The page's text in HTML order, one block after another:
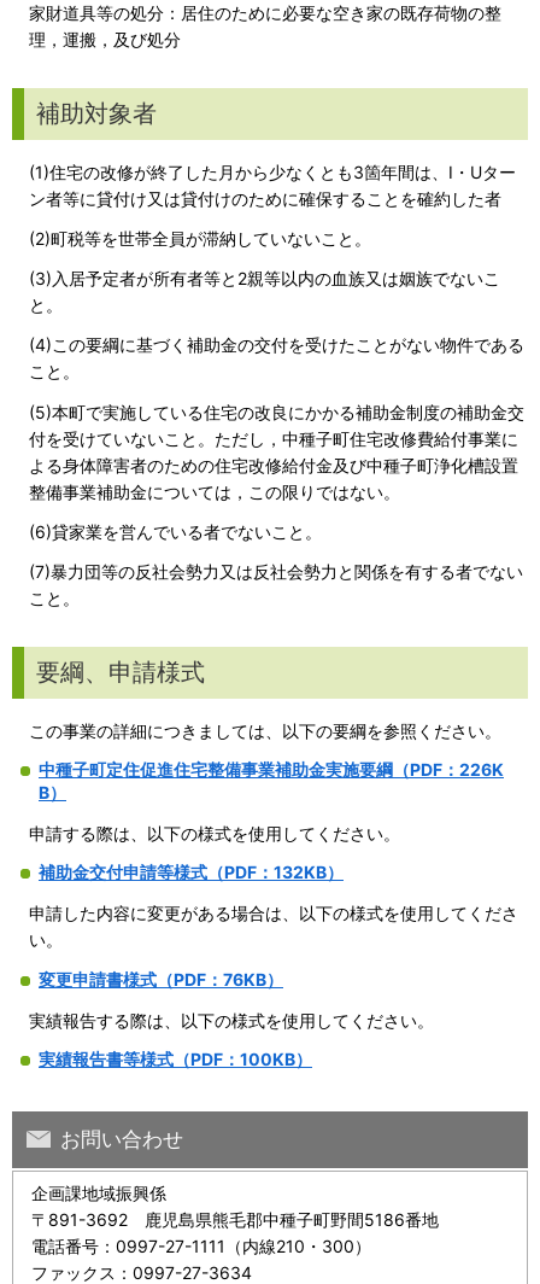
家財道具等の処分：居住のために必要な空き家の既存荷物の整
理，運搬，及び処分
補助対象者
(1)住宅の改修が終了した月から少なくとも3箇年間は、I・Uター
ン者等に貸付け又は貸付けのために確保することを確約した者
(2)町税等を世帯全員が滞納していないこと。
(3)入居予定者が所有者等と2親等以内の血族又は姻族でないこ
と。
(4)この要綱に基づく補助金の交付を受けたことがない物件である
こと。
(5)本町で実施している住宅の改良にかかる補助金制度の補助金交
付を受けていないこと。ただし，中種子町住宅改修費給付事業に
よる身体障害者のための住宅改修給付金及び中種子町浄化槽設置
整備事業補助金については，この限りではない。
(6)貸家業を営んでいる者でないこと。
(7)暴力団等の反社会勢力又は反社会勢力と関係を有する者でない
こと。
要綱、申請様式
この事業の詳細につきましては、以下の要綱を参照ください。
中種子町定住促進住宅整備事業補助金実施要綱（PDF：226K
B）
申請する際は、以下の様式を使用してください。
補助金交付申請等様式（PDF：132KB）
申請した内容に変更がある場合は、以下の様式を使用してくださ
い。
変更申請書様式（PDF：76KB）
実績報告する際は、以下の様式を使用してください。
実績報告書等様式（PDF：100KB）
お問い合わせ
企画課地域振興係
〒891-3692 鹿児島県熊毛郡中種子町野間5186番地
電話番号：0997-27-1111（内線210・300）
ファックス：0997-27-3634